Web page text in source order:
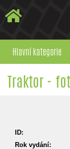
Hlavní kategorie
Traktor -
ID:
Rok vydání: